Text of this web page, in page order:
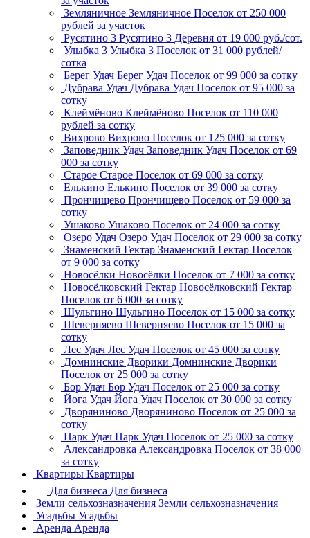
Земляничное Земляничное Поселок от 250 000
рублей за участок
Русятино 3 Русятино 3 Деревня от 19 000 руб./сот.
Улыбка 3 Улыбка 3 Поселок от 31 000 рублей/
сотка
Берег Удач Берег Удач Поселок от 99 000 за сотку
Дубрава Удач Дубрава Удач Поселок от 95 000 за
сотку
Клеймёново Клеймёново Поселок от 110 000
рублей за сотку
Вихрово Вихрово Поселок от 125 000 за сотку
Заповедник Удач Заповедник Удач Поселок от 69
000 за сотку
Старое Старое Поселок от 69 000 за сотку
Елькино Елькино Поселок от 39 000 за сотку
Прончищево Прончищево Поселок от 59 000 за
сотку
Ушаково Ушаково Поселок от 24 000 за сотку
Озеро Удач Озеро Удач Поселок от 29 000 за сотку
Знаменский Гектар Знаменский Гектар Поселок
от 9 000 за сотку
Новосёлки Новосёлки Поселок от 7 000 за сотку
Новосёлковский Гектар Новосёлковский Гектар
Поселок от 6 000 за сотку
Шульгино Шульгино Поселок от 15 000 за сотку
Шеверняево Шеверняево Поселок от 15 000 за
сотку
Лес Удач Лес Удач Поселок от 45 000 за сотку
Домнинские Дворики Домнинские Дворики
Поселок от 25 000 за сотку
Бор Удач Бор Удач Поселок от 25 000 за сотку
Йога Удач Йога Удач Поселок от 30 000 за сотку
Дворяниново Дворяниново Поселок от 25 000 за
сотку
Парк Удач Парк Удач Поселок от 25 000 за сотку
Александровка Александровка Поселок от 38 000
за сотку
Квартиры Квартиры
Для бизнеса Для бизнеса
Земли сельхозназначения Земли сельхозназначения
Усадьбы Усадьбы
Аренда Аренда